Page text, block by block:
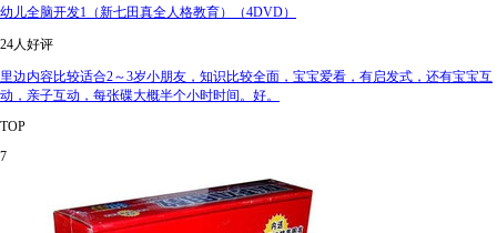
幼儿全脑开发1（新七田真全人格教育）（4DVD）
24人好评
里边内容比较适合2～3岁小朋友，知识比较全面，宝宝爱看，有启发式，还有宝宝互
动，亲子互动，每张碟大概半个小时时间。好。
TOP
7